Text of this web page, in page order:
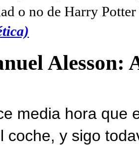
o no de Harry
Alesson:
media hora que
coche, y sigo